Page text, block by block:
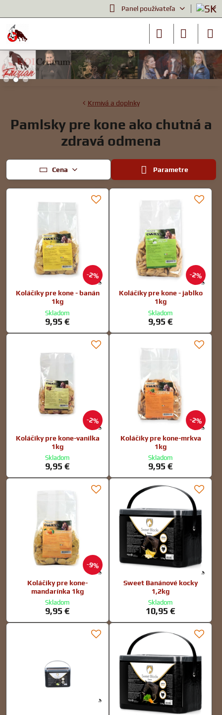
Panel používateľa
Krmivá a doplnky
Pamlsky pre kone ako chutná a
zdravá odmena
Cena Parametre
2%
Koláčiky pre kone - banán
1kg
Skladom
9,95 €
2%
Koláčiky pre kone - jablko
1kg
Skladom
9,95 €
2%
Koláčiky pre kone-vanilka
1kg
Skladom
9,95 €
2%
Koláčiky pre kone-mrkva
1kg
Skladom
9,95 €
9%
Koláčiky pre kone-
mandarínka 1kg
Skladom
9,95 €
Sweet Banánové kocky
1,2kg
Skladom
10,95 €